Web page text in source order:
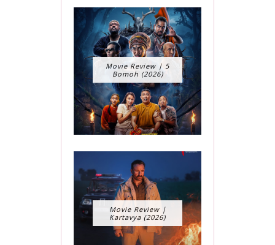
Movie Review | 5
Bomoh (2026)
Movie Review |
Kartavya (2026)